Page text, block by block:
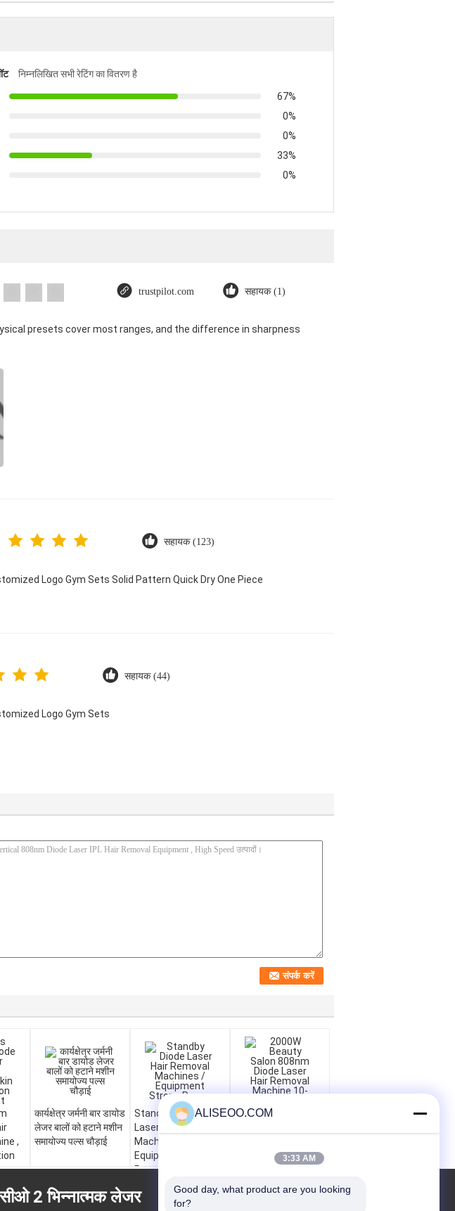
निम्नलिखित सभी रेटिंग का वितरण है
67%
0%
0%
33%
0%
trustpilot.com सहायक (1)
presets cover most ranges, and the difference in sharpness
सहायक (123)
Logo Gym Sets Solid Pattern Quick Dry One Piece
सहायक (44)
Logo Gym Sets
,
कार्यक्षेत्र जर्मनी बार डायोड
लेजर बालों को हटाने मशीन
समायोज्य पल्स चौड़ाई
Standby Diode
Laser Hair Removal
Machines /
Equipment Strong
Power
2000W Beauty
Machine 10-120j /
सीओ 2 भिन्नात्मक लेजर एक बोली का अनुरोध
ALISEOO.COM
3:33 AM
Good day, what product are you looking
for?